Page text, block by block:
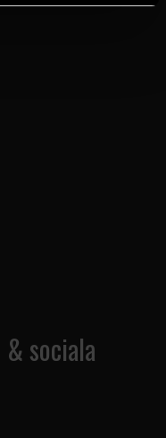
sociala